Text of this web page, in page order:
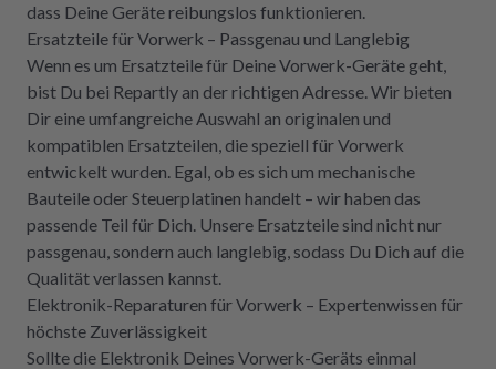
dass Deine Geräte reibungslos funktionieren.
Ersatzteile für Vorwerk – Passgenau und Langlebig
Wenn es um Ersatzteile für Deine Vorwerk-Geräte geht,
bist Du bei Repartly an der richtigen Adresse. Wir bieten
Dir eine umfangreiche Auswahl an originalen und
kompatiblen Ersatzteilen, die speziell für Vorwerk
entwickelt wurden. Egal, ob es sich um mechanische
Bauteile oder Steuerplatinen handelt – wir haben das
passende Teil für Dich. Unsere Ersatzteile sind nicht nur
passgenau, sondern auch langlebig, sodass Du Dich auf die
Qualität verlassen kannst.
Elektronik-Reparaturen für Vorwerk – Expertenwissen für
höchste Zuverlässigkeit
Sollte die Elektronik Deines Vorwerk-Geräts einmal